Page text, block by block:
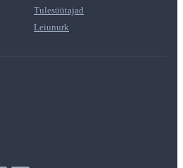
Tulesüütajad
Leiunurk